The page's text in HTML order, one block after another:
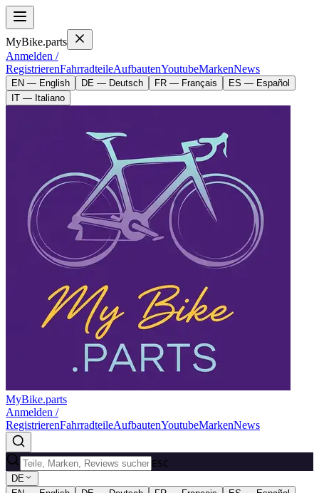
MyBike.parts
Anmelden /
RegistrierenFahrradteileAufbautenYoutubeMarkenNews
EN — English DE — Deutsch FR — Français
ES — Español
IT — Italiano
MyBike.parts
Anmelden /
RegistrierenFahrradteileAufbautenYoutubeMarkenNews
ESC
DE